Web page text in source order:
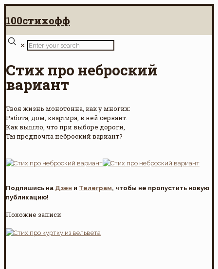
100стихофф
✕
Стих про неброский
вариант
Твоя жизнь монотонна, как у многих:
Работа, дом, квартира, в ней сервант.
Как вышло, что при выборе дороги,
Ты предпочла неброский вариант?
Подпишись на Дзен и Телеграм, чтобы не пропустить новую
публикацию!
Похожие записи